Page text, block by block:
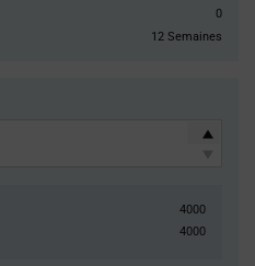
0
12 Semaines
4000
4000